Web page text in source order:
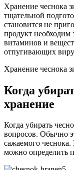
Хранение чеснока
тщательной
становится не
продукт необходим
витаминов и
отпугивающих
Хранение чеснока
Когда
хранение
Когда убирать
вопросов. Обычно
сажаемого
можно определить